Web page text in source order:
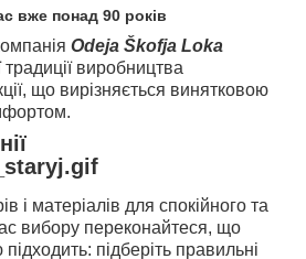
вже понад 90 років
Odeja Škofja Loka
традиції виробництва
що вирізняється винятковою
і матеріалів для спокійного та
вибору переконайтеся, що
підберіть правильні